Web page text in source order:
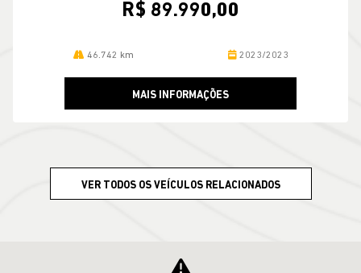
R$ 89.990,00
46.742 km 2023/2023
MAIS INFORMAÇÕES
VER TODOS OS VEÍCULOS RELACIONADOS